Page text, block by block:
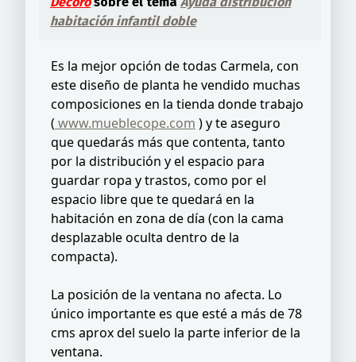
habitación infantil doble
Es la mejor opción de todas Carmela, con
este diseño de planta he vendido muchas
composiciones en la tienda donde trabajo
( www.mueblecope.com ) y te aseguro
que quedarás más que contenta, tanto
por la distribución y el espacio para
guardar ropa y trastos, como por el
espacio libre que te quedará en la
habitación en zona de día (con la cama
desplazable oculta dentro de la
compacta).
La posición de la ventana no afecta. Lo
único importante es que esté a más de 78
cms aprox del suelo la parte inferior de la
ventana.